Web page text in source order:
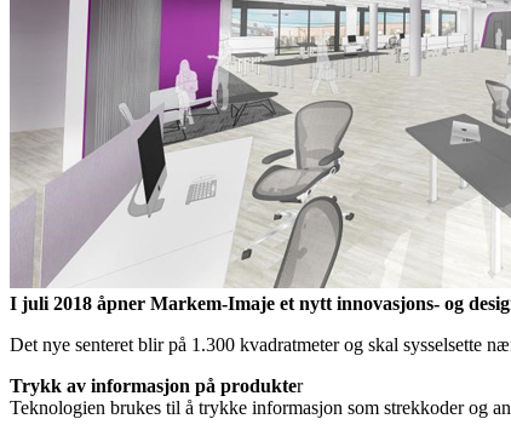
I juli 2018 åpner Markem-Imaje et nytt innovasjons- og
Det nye senteret blir på 1.300 kvadratmeter og skal sysselsette
Trykk av informasjon på produkter
Teknologien brukes til å trykke informasjon som strekkoder og